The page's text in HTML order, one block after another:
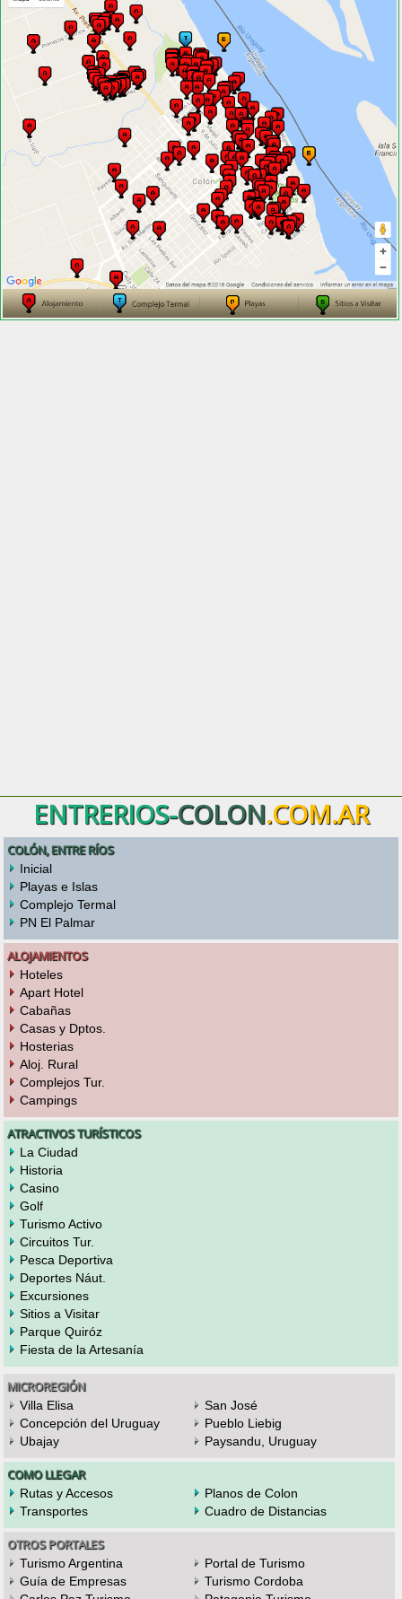
ENTRERIOS-COLON.COM.AR
COLÓN, ENTRE RÍOS
Inicial
Playas e Islas
Complejo Termal
PN El Palmar
ALOJAMIENTOS
Hoteles
Apart Hotel
Cabañas
Casas y Dptos.
Hosterias
Aloj. Rural
Complejos Tur.
Campings
ATRACTIVOS TURÍSTICOS
La Ciudad
Historia
Casino
Golf
Turismo Activo
Circuitos Tur.
Pesca Deportiva
Deportes Náut.
Excursiones
Sitios a Visitar
Parque Quiróz
Fiesta de la Artesanía
MICROREGIÓN
Villa Elisa
San José
Concepción del Uruguay
Pueblo Liebig
Ubajay
Paysandu, Uruguay
COMO LLEGAR
Rutas y Accesos
Planos de Colon
Transportes
Cuadro de Distancias
OTROS PORTALES
Turismo Argentina
Portal de Turismo
Guía de Empresas
Turismo Cordoba